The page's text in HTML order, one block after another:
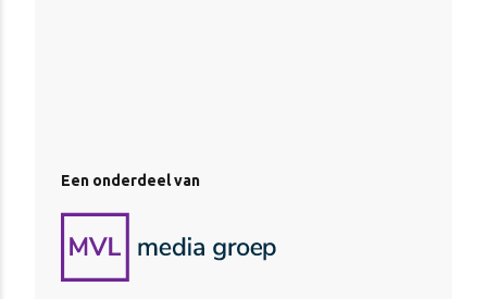
Een onderdeel van